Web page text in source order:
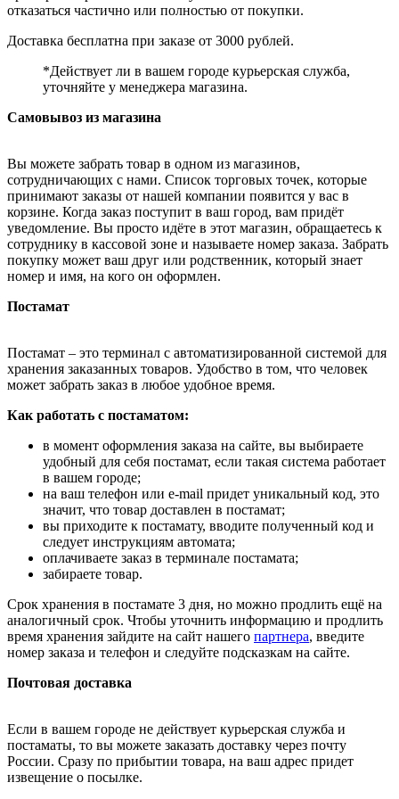
отказаться частично или полностью от покупки.
Доставка бесплатна при заказе от 3000 рублей.
*Действует ли в вашем городе курьерская служба,
уточняйте у менеджера магазина.
Самовывоз из магазина
Вы можете забрать товар в одном из магазинов,
сотрудничающих с нами. Список торговых точек, которые
принимают заказы от нашей компании появится у вас в
корзине. Когда заказ поступит в ваш город, вам придёт
уведомление. Вы просто идёте в этот магазин, обращаетесь к
сотруднику в кассовой зоне и называете номер заказа. Забрать
покупку может ваш друг или родственник, который знает
номер и имя, на кого он оформлен.
Постамат
Постамат – это терминал с автоматизированной системой для
хранения заказанных товаров. Удобство в том, что человек
может забрать заказ в любое удобное время.
Как работать с постаматом:
в момент оформления заказа на сайте, вы выбираете
удобный для себя постамат, если такая система работает
в вашем городе;
на ваш телефон или e-mail придет уникальный код, это
значит, что товар доставлен в постамат;
вы приходите к постамату, вводите полученный код и
следует инструкциям автомата;
оплачиваете заказ в терминале постамата;
забираете товар.
Срок хранения в постамате 3 дня, но можно продлить ещё на
аналогичный срок. Чтобы уточнить информацию и продлить
время хранения зайдите на сайт нашего партнера, введите
номер заказа и телефон и следуйте подсказкам на сайте.
Почтовая доставка
Если в вашем городе не действует курьерская служба и
постаматы, то вы можете заказать доставку через почту
России. Сразу по прибытии товара, на ваш адрес придет
извещение о посылке.